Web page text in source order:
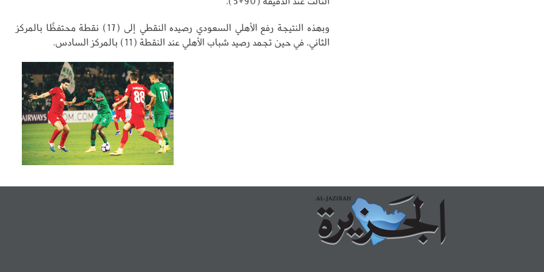
وبهذه النتيجة رفع الأهلي السعودي رصيده النقطي إلى (17) نقطة محتفظًا بالمركز
الثاني، في حين تجمد رصيد شباب الأهلي عند النقطة (11) بالمركز السادس.